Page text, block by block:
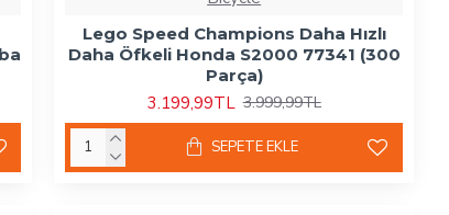
Lego Speed Champions Daha Hızlı
Daha Öfkeli Honda S2000 77341 (300
Parça)
3.199,99TL 3.999,99TL
SEPETE EKLE